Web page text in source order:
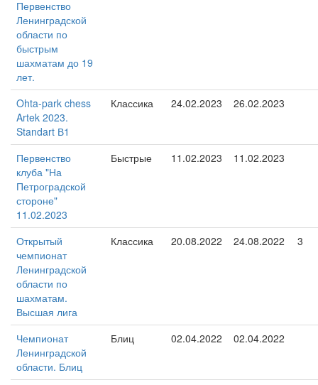
Первенство
Ленинградской
области по
быстрым
шахматам до 19
лет.
Ohta-park chess
Artek 2023.
Standart В1
Классика 24.02.2023 26.02.2023
Первенство
клуба "На
Петроградской
стороне"
11.02.2023
Быстрые 11.02.2023 11.02.2023
Открытый
чемпионат
Ленинградской
области по
шахматам.
Высшая лига
Классика 20.08.2022 24.08.2022 3
Чемпионат
Ленинградской
области. Блиц
Блиц 02.04.2022 02.04.2022